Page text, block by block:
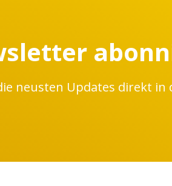
neusten Updates direkt in